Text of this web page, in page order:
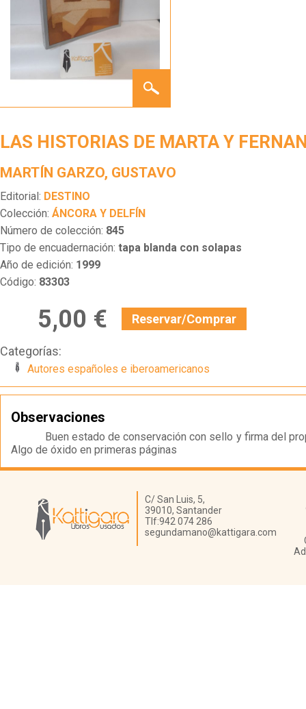
HISTORIAS
FERNANDO
LAS HISTORIAS DE MARTA Y
MARTÍN GARZO, GUSTAVO
Editorial: DESTINO
Colección: ÁNCORA Y DELFÍN
Número de colección: 845
Tipo de encuadernación: tapa blanda con solapas
Año de edición: 1999
Código: 83303
5,00 € Reservar/Comprar
Categorías:
Autores españoles e iberoamericanos
Observaciones
Buen estado de conservación con sello y firma del
Algo de óxido en primeras páginas
Librería Kattigara
C/ San Luis, 5,
39010, Santander
Tlf:942 074 286
segundamano@kattigara.com